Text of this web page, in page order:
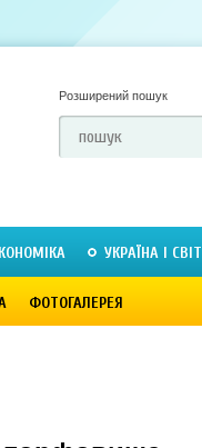
Розширений пошук
УКРАЇНА І СВІТ
ФОТОГАЛЕРЕЯ